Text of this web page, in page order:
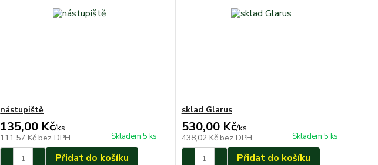
nástupiště
135,00 Kč/ks
111,57 Kč bez DPH Skladem 5 ks
Přidat do košíku
sklad Glarus
530,00 Kč/ks
438,02 Kč bez DPH Skladem 5 ks
Přidat do košíku